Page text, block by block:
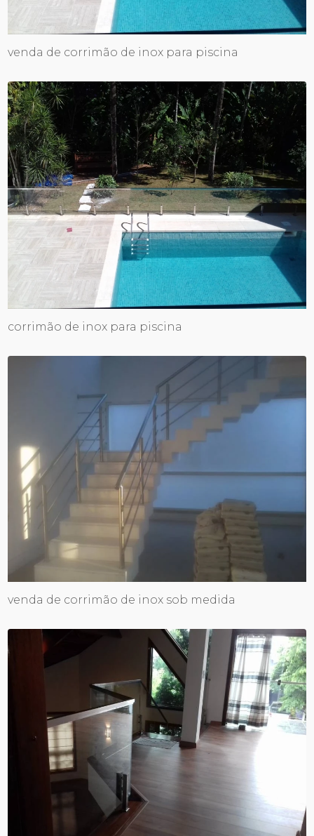
venda de corrimão de inox para piscina
corrimão de inox para piscina
venda de corrimão de inox sob medida